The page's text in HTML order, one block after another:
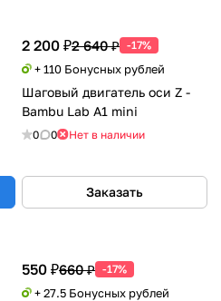
2 200 ₽2 640 ₽ -17%
+ 110 Бонусных рублей
Шаговый двигатель оси Z -
Bambu Lab A1 mini
0 0 Нет в наличии
Заказать
550 ₽660 ₽ -17%
+ 27.5 Бонусных рублей